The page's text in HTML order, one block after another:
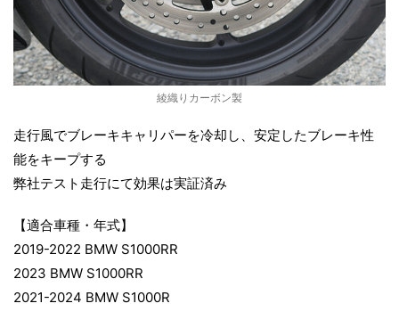
綾織りカーボン製
走行風でブレーキキャリパーを冷却し、安定したブレーキ性
能をキープする
弊社テスト走行にて効果は実証済み
【適合車種・年式】
2019-2022 BMW S1000RR
2023 BMW S1000RR
2021-2024 BMW S1000R